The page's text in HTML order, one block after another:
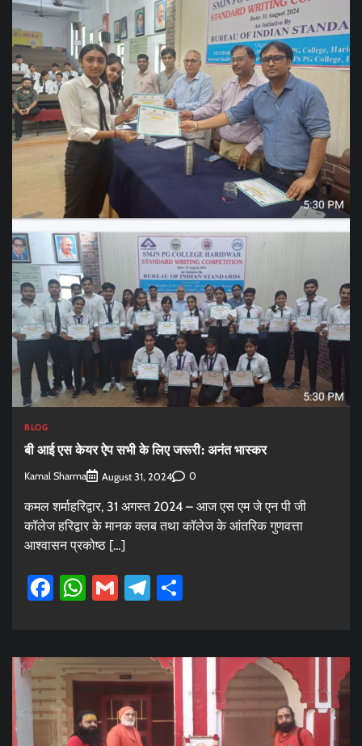
BLOG
बी आई एस केयर ऐप सभी के लिए जरूरी: अनंत भास्कर
Kamal Sharma August 31, 2024 0
कमल शर्माहरिद्वार, 31 अगस्त 2024 – आज एस एम जे एन पी जी
कॉलेज हरिद्वार के मानक क्लब तथा कॉलेज के आंतरिक गुणवत्ता
आश्वासन प्रकोष्ठ […]
Facebook
WhatsApp
GmailTelegram